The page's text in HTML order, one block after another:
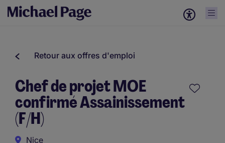
Retour aux offres d'emploi
Chef de projet MOE
confirmé Assainissement
(F/H)
Nice